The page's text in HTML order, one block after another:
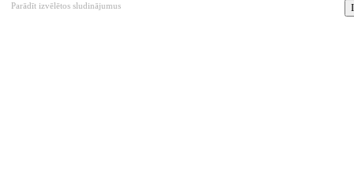
Parādīt izvēlētos sludinājumus